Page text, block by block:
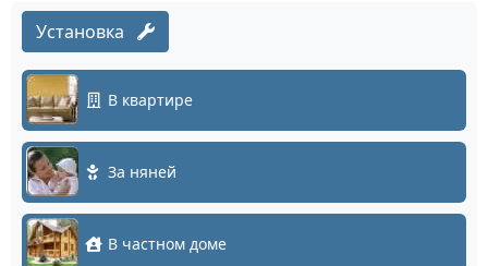
Установка
В квартире
За няней
В частном доме